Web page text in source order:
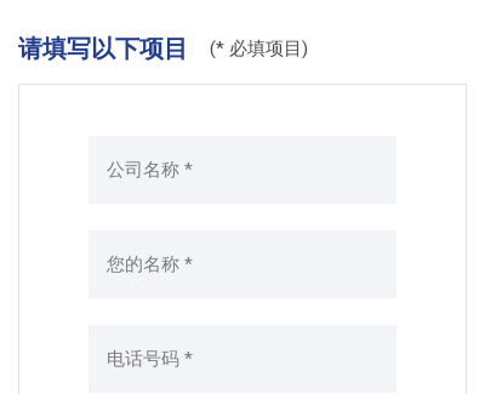
请填写以下项目 (* 必填项目)